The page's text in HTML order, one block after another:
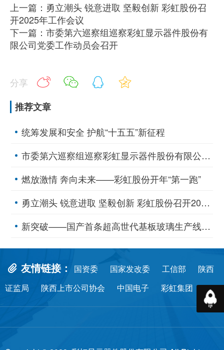
上一篇：勇立潮头 锐意进取 坚毅创新 彩虹股份召
开2025年工作会议
下一篇：市委第六巡察组巡察彩虹显示器件股份有
限公司党委工作动员会召开
分享
推荐文章
统筹发展和安全 护航“十五五”新征程
市委第六巡察组巡察彩虹显示器件股份有限公司党委工作动员会召开
燃放激情 奔向未来——彩虹股份开年“第一跑”
勇立潮头 锐意进取 坚毅创新 彩虹股份召开2025年工作会议
新突破——国产首条超高世代基板玻璃生产线点火投产
友情链接： 国资委 国家发改委 工信部
陕西
证监局
陕西上市公司协会 中国电子 彩虹集团
返回